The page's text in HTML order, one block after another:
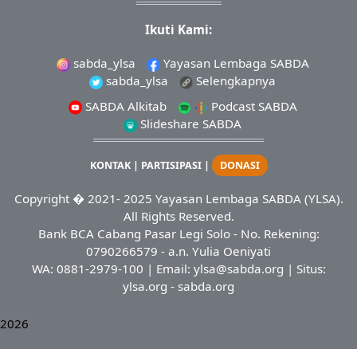
Ikuti Kami:
sabda_ylsa
Yayasan Lembaga SABDA
sabda_ylsa
Selengkapnya
SABDA Alkitab
Podcast SABDA
Slideshare SABDA
KONTAK| PARTISIPASI| DONASI
Copyright� 2021- 2025 Yayasan Lembaga SABDA (YLSA).
All Rights Reserved.
Bank BCA Cabang Pasar Legi Solo - No. Rekening:
0790266579 - a.n. Yulia Oeniyati
WA: 0881-2979-100 | Email: ylsa@sabda.org | Situs:
ylsa.org - sabda.org
2026